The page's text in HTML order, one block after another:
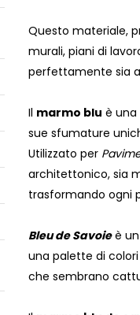
Questo materiale,
murali, piani di
perfettamente sia
Il marmo blu è una
sue sfumature
Utilizzato per
architettonico, sia
trasformando ogni
Bleude Savoieè un
una palette di
che sembrano